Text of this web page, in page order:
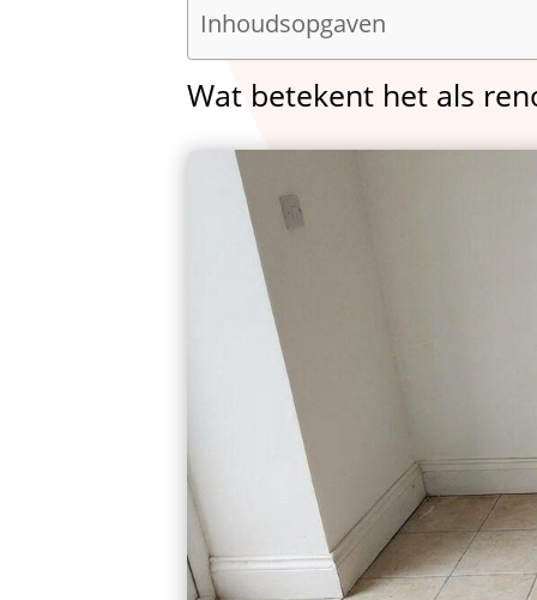
Inhoudsopgaven
Wat betekent het als